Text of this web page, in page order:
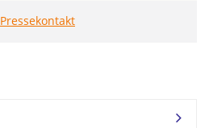
Pressekontakt